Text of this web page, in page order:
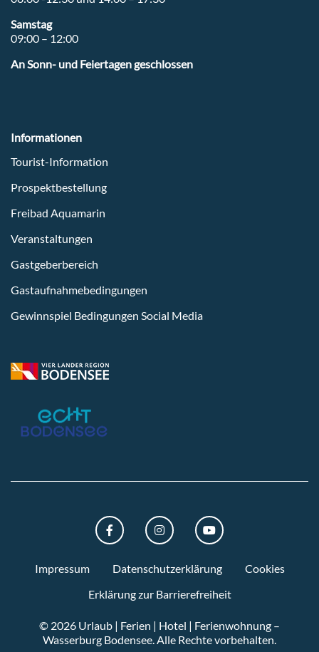
Samstag
09:00 – 12:00
An Sonn- und Feiertagen geschlossen
Informationen
Tourist-Information
Prospektbestellung
Freibad Aquamarin
Veranstaltungen
Gastgeberbereich
Gastaufnahmebedingungen
Gewinnspiel Bedingungen Social Media
FACEBOOKINSTAGRAMYOUTUBE
Impressum Datenschutzerklärung
Cookies
Erklärung zur Barrierefreiheit
© 2026 Urlaub | Ferien | Hotel | Ferienwohnung –
Wasserburg Bodensee.Alle Rechte vorbehalten.